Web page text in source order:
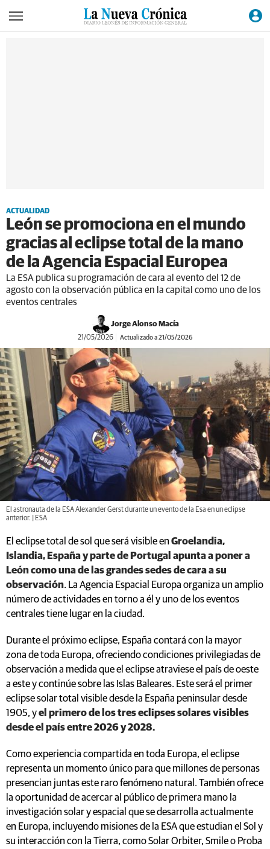
ACTUALIDAD
León se promociona en el mundo
gracias al eclipse total de la mano
de la Agencia Espacial Europea
La ESA publica su programación de cara al evento del 12 de
agosto con la observación pública en la capital como uno de los
eventos centrales
Jorge Alonso Macía
21/05/2026 Actualizado a 21/05/2026
El astronauta de la ESA Alexander Gerst durante un evento de la Esa en un eclipse
anterior. | ESA
El eclipse total de sol que será visible en Groelandia,
Islandia, España y parte de Portugal apunta a poner a
León como una de las grandes sedes de cara a su
observación. La Agencia Espacial Europa organiza un amplio
número de actividades en torno a él y uno de los eventos
centrales tiene lugar en la ciudad.
Durante el próximo eclipse, España contará con la mayor
zona de toda Europa, ofreciendo condiciones privilegiadas de
observación a medida que el eclipse atraviese el país de oeste
a este y continúe sobre las Islas Baleares. Este será el primer
eclipse solar total visible desde la España peninsular desde
1905, yel primero de los tres eclipses solares visibles
desde el país entre 2026 y 2028.
Como experiencia compartida en toda Europa, el eclipse
representa un momento único para que millones de personas
presencian juntas este raro fenómeno natural. También ofrece
la oportunidad de acercar al público de primera mano la
investigación solar y espacial que se desarrolla actualmente
en Europa, incluyendo misiones de la ESA que estudian el Sol y
su interacción con la Tierra, como Solar Orbiter, Smile o Proba